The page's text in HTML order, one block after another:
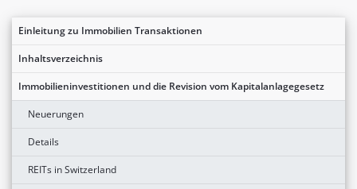
Einleitung zu Immobilien Transaktionen
Inhaltsverzeichnis
Immobilieninvestitionen und die Revision vom Kapitalanlagegesetz
Neuerungen
Details
REITs in Switzerland